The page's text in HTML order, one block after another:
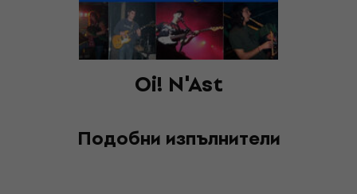
Oi! N'Ast
Подобни изпълнители